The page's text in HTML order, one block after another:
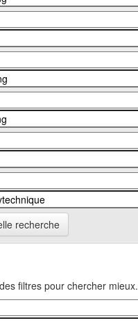
recherche
filtres pour chercher mieux.